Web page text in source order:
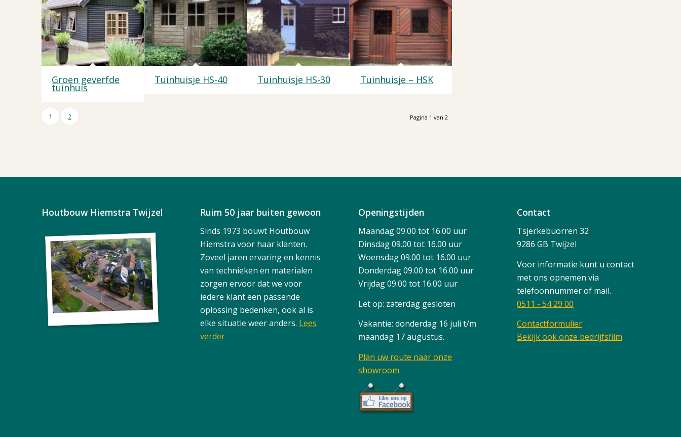
Groen geverfde
tuinhuis
Tuinhuisje HS-40 Tuinhuisje HS-30 Tuinhuisje – HSK
Pagina 1 van 2
1 2
Houtbouw Hiemstra Twijzel Ruim 50 jaar buiten gewoon
Sinds 1973 bouwt Houtbouw
Hiemstra voor haar klanten.
Zoveel jaren ervaring en kennis
van technieken en materialen
zorgen ervoor dat we voor
iedere klant een passende
oplossing bedenken, ook al is
elke situatie weer anders. Lees
verder
Openingstijden
Maandag 09.00 tot 16.00 uur
Dinsdag 09.00 tot 16.00 uur
Woensdag 09.00 tot 16.00 uur
Donderdag 09.00 tot 16.00 uur
Vrijdag 09.00 tot 16.00 uur
Let op: zaterdag gesloten
Vakantie: donderdag 16 juli t/m
maandag 17 augustus.
Plan uw route naar onze
showroom
Contact
Tsjerkebuorren 32
9286 GB Twijzel
Voor informatie kunt u contact
met ons opnemen via
telefoonnummer of mail.
0511 - 54 29 00
Contactformulier
Bekijk ook onze bedrijfsfilm